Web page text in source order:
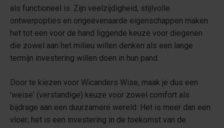
als functioneel is. Zijn veelzijdigheid, stijlvolle
ontwerpopties en ongeëvenaarde eigenschappen maken
het tot een voor de hand liggende keuze voor diegenen
die zowel aan het milieu willen denken als een lange
termijn investering willen doen in hun pand.
Door te kiezen voor Wicanders Wise, maak je dus een
'weise' (verstandige) keuze voor zowel comfort als
bijdrage aan een duurzamere wereld. Het is meer dan een
vloer; het is een investering in de toekomst van de